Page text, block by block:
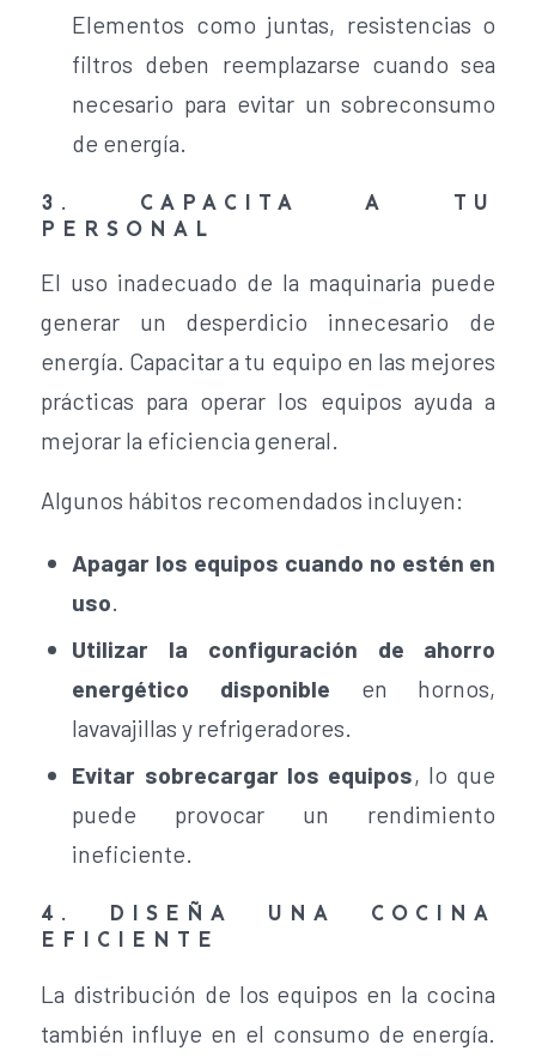
Elementos como juntas, resistencias o
filtros deben reemplazarse cuando sea
necesario para evitar un sobreconsumo
de energía.
3. CAPACITA A TU
PERSONAL
El uso inadecuado de la maquinaria puede
generar un desperdicio innecesario de
energía. Capacitar a tu equipo en las mejores
prácticas para operar los equipos ayuda a
mejorar la eficiencia general.
Algunos hábitos recomendados incluyen:
Apagar los equipos cuando no estén en
uso.
Utilizar la configuración de ahorro
energético disponible en hornos,
lavavajillas y refrigeradores.
Evitar sobrecargar los equipos, lo que
puede provocar un rendimiento
ineficiente.
4. DISEÑA UNA COCINA
EFICIENTE
La distribución de los equipos en la cocina
también influye en el consumo de energía.